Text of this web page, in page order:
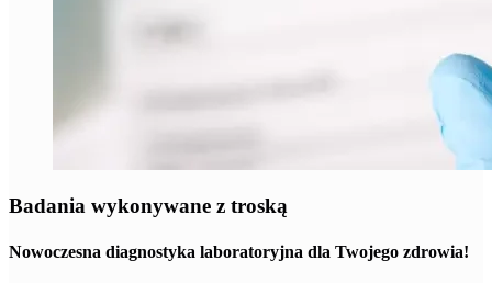
Badania wykonywane z troską
Nowoczesna diagnostyka laboratoryjna dla Twojego zdrowia!